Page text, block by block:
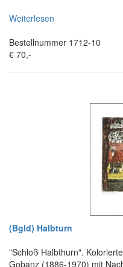
Weiterlesen
Bestellnummer 1712-10
€ 70,-
(Bgld) Halbturn
"Schloß Halbthurn".
Gobanz (1886-1970) mit